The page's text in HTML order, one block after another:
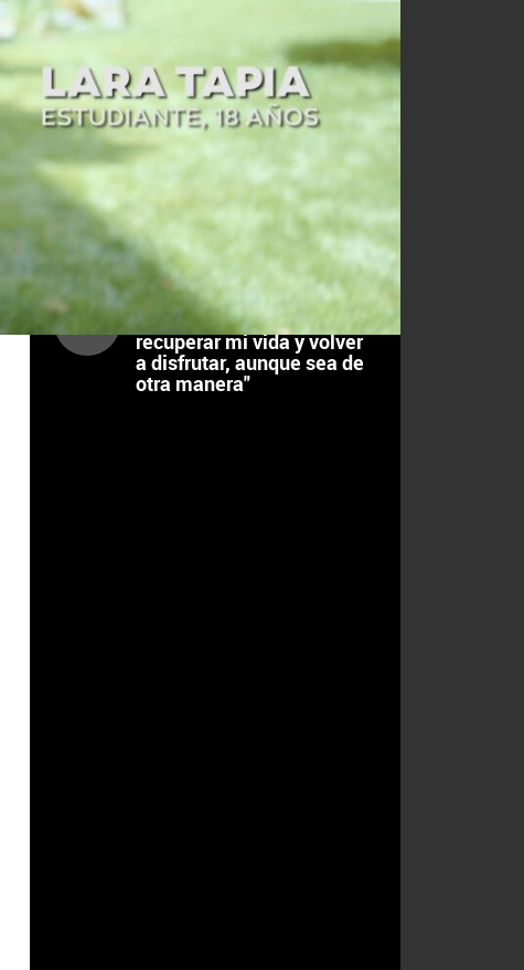
LOS MAS VISTOS
MADRID
Pablo Onieva: "Quiero
recuperar mi vida y volver
a disfrutar, aunque sea de
otra manera"